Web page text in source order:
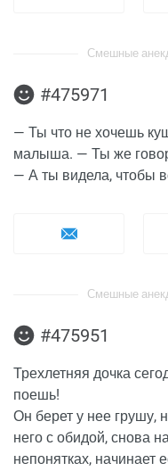
Смешные
#475971
— Ты что не хочешь
малыша. — Ты же
— А ты видела, чтобы
Смешные
#475951
Трехлетняя дочка
поешь!
Он берет у нее грушу,
него с обидой, снова
непонятках, начинает